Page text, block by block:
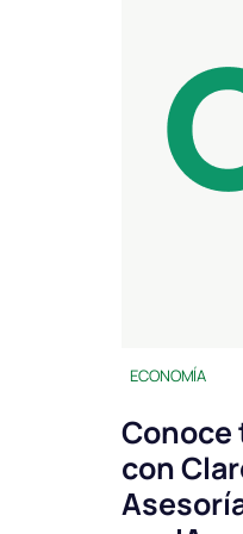
ECONOMÍA
Conoce
con